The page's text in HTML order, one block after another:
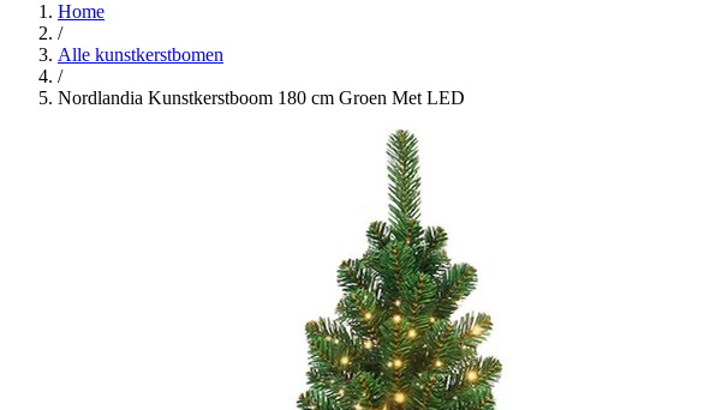
Home
/
Alle kunstkerstbomen
/
Nordlandia Kunstkerstboom 180 cm Groen Met LED